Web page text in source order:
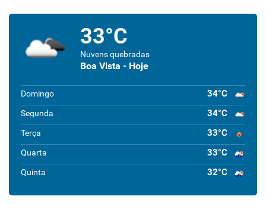
33°C
Nuvens quebradas
Boa Vista - Hoje
Domingo 34°C
Segunda 34°C
Terça 33°C
Quarta 33°C
Quinta 32°C